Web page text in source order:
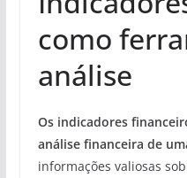
como
análise
Os indicadores
análise financeira de
informações valiosas